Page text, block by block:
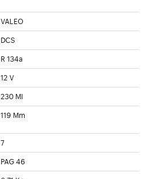
VALEO
DCS
R 134a
12 V
230 Ml
119 Mm
7
PAG 46